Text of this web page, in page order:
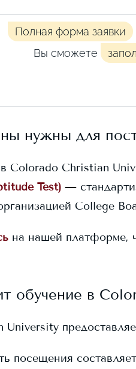
Полная форма заявки
Вы сможете
нужны для
Colorado Christian
Test) —
College
на нашей платформе,
обучение в
University
посещения составляет